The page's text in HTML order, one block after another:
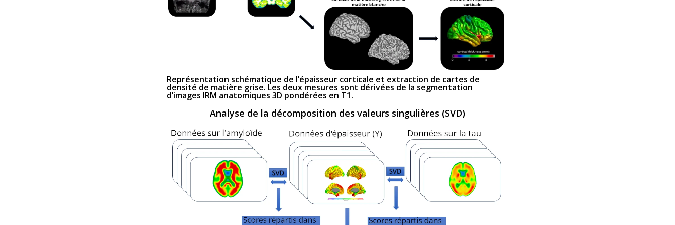
Représentation schématique de l’épaisseur corticale et extraction de cartes de
densité de matière grise. Les deux mesures sont dérivées de la segmentation
d’images IRM anatomiques 3D pondérées en T1.
Analyse de la décomposition des valeurs singulières (SVD)